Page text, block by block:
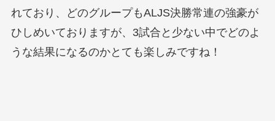
れており、どのグループもALJS決勝常連の強豪が
ひしめいておりますが、3試合と少ない中でどのよ
うな結果になるのかとても楽しみですね！